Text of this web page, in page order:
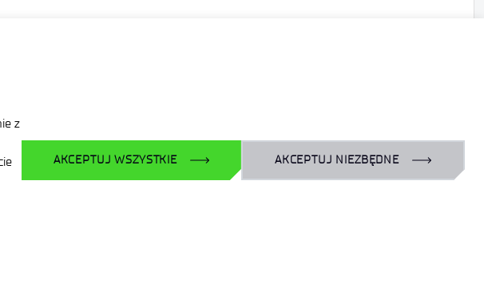
z
AKCEPTUJ WSZYSTKIE AKCEPTUJ NIEZBĘDNE
Facebook
X